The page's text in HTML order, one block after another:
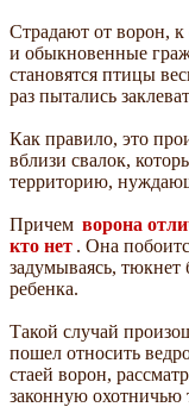
Страдают от ворон,
и обыкновенные
становятся птицы
раз пытались
Как правило, это
вблизи свалок,
территорию,
Причем ворона
кто нет . Она
задумываясь,
ребенка.
Такой случай
пошел относить
стаей ворон,
законную охотничью